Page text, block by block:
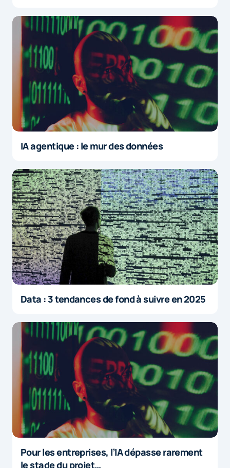
IA agentique : le mur des données
Data : 3 tendances de fond à suivre en 2025
Pour les entreprises, l’IA dépasse rarement
le stade du projet…